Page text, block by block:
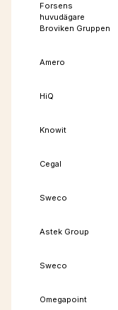
Forsens
huvudägare
Broviken Gruppen
Amero
HiQ
Knowit
Cegal
Sweco
Astek Group
Sweco
Omegapoint